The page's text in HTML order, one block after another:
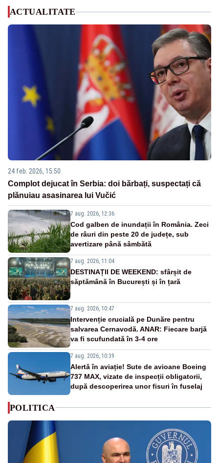
ACTUALITATE
24 feb. 2026, 15:50
Complot dejucat în Serbia: doi bărbați, suspectați că
plănuiau asasinarea lui Vučić
7 aug. 2026, 12:36
Cod galben de inundații în România. Zeci
de râuri din peste 20 de județe, sub
avertizare până sâmbătă
7 aug. 2026, 11:04
DESTINAȚII DE WEEKEND: sfârșit de
săptămână în București și în țară
7 aug. 2026, 10:47
Intervenție crucială pe Dunăre pentru
salvarea Cernavodă. ANAR: Fiecare barjă
va fi scufundată în 3-4 ore
7 aug. 2026, 10:39
Alertă în aviație! Sute de avioane Boeing
737 MAX, vizate de inspecții obligatorii,
după descoperirea unor fisuri în fuselaj
POLITICA